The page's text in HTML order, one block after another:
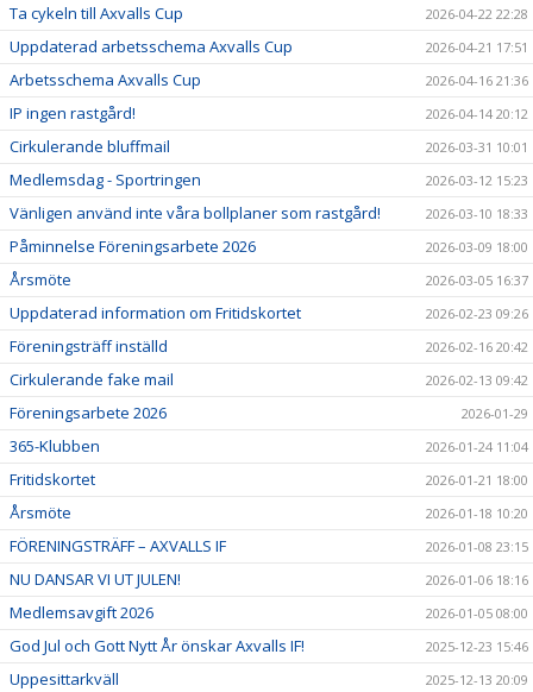
Ta cykeln till Axvalls Cup 2026-04-22 22:28
Uppdaterad arbetsschema Axvalls Cup 2026-04-21 17:51
Arbetsschema Axvalls Cup 2026-04-16 21:36
IP ingen rastgård! 2026-04-14 20:12
Cirkulerande bluffmail 2026-03-31 10:01
Medlemsdag - Sportringen 2026-03-12 15:23
Vänligen använd inte våra bollplaner som rastgård! 2026-03-10 18:33
Påminnelse Föreningsarbete 2026 2026-03-09 18:00
Årsmöte 2026-03-05 16:37
Uppdaterad information om Fritidskortet 2026-02-23 09:26
Föreningsträff inställd 2026-02-16 20:42
Cirkulerande fake mail 2026-02-13 09:42
Föreningsarbete 2026 2026-01-29
365-Klubben 2026-01-24 11:04
Fritidskortet 2026-01-21 18:00
Årsmöte 2026-01-18 10:20
FÖRENINGSTRÄFF – AXVALLS IF 2026-01-08 23:15
NU DANSAR VI UT JULEN! 2026-01-06 18:16
Medlemsavgift 2026 2026-01-05 08:00
God Jul och Gott Nytt År önskar Axvalls IF! 2025-12-23 15:46
Uppesittarkväll 2025-12-13 20:09